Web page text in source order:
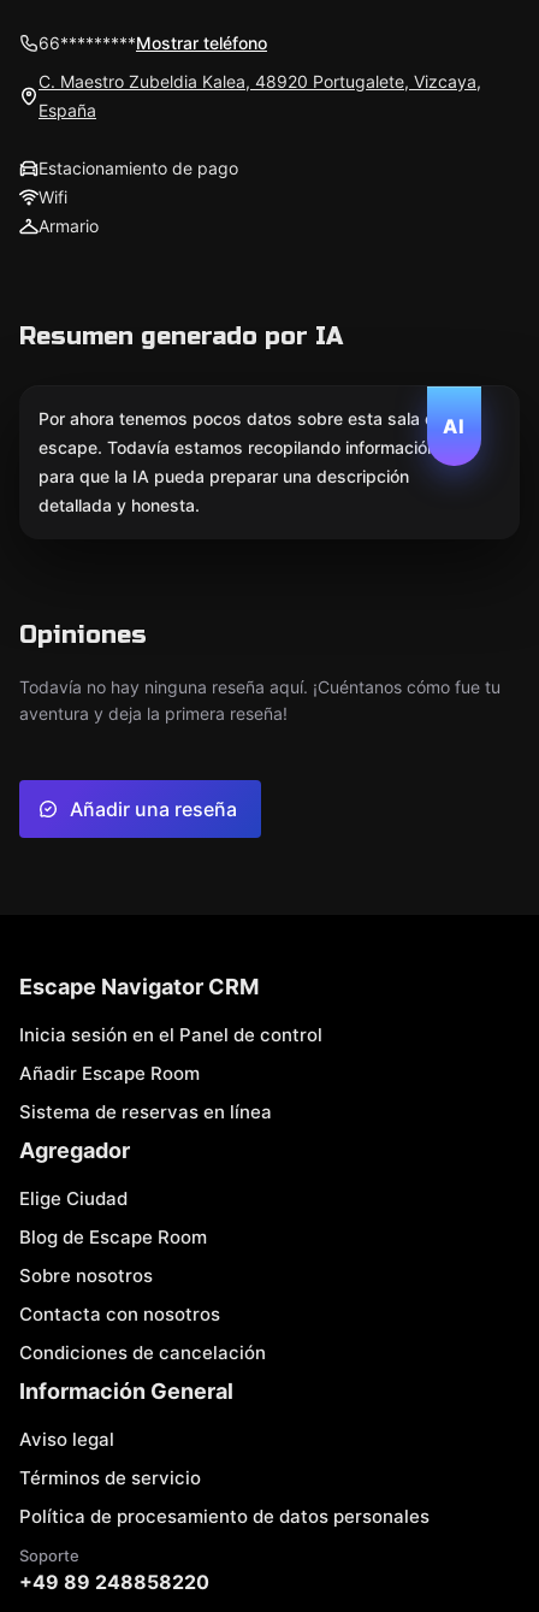
66*********Mostrar teléfono
C. Maestro Zubeldia Kalea, 48920 Portugalete, Vizcaya,
España
Estacionamiento de pago
Wifi
Armario
Resumen generado por IA
AI
Por ahora tenemos pocos datos sobre esta sala de
escape. Todavía estamos recopilando información
para que la IA pueda preparar una descripción
detallada y honesta.
Opiniones
Todavía no hay ninguna reseña aquí. ¡Cuéntanos cómo fue tu
aventura y deja la primera reseña!
Añadir una reseña
Escape Navigator CRM
Inicia sesión en el Panel de control
Añadir Escape Room
Sistema de reservas en línea
Agregador
Elige Ciudad
Blog de Escape Room
Sobre nosotros
Contacta con nosotros
Condiciones de cancelación
Información General
Aviso legal
Términos de servicio
Política de procesamiento de datos personales
Soporte
+49 89 248858220